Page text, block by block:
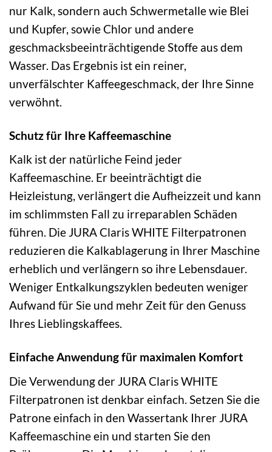
nur Kalk, sondern auch Schwermetalle wie Blei
und Kupfer, sowie Chlor und andere
geschmacksbeeinträchtigende Stoffe aus dem
Wasser. Das Ergebnis ist ein reiner,
unverfälschter Kaffeegeschmack, der Ihre Sinne
verwöhnt.
Schutz für Ihre Kaffeemaschine
Kalk ist der natürliche Feind jeder
Kaffeemaschine. Er beeinträchtigt die
Heizleistung, verlängert die Aufheizzeit und kann
im schlimmsten Fall zu irreparablen Schäden
führen. Die JURA Claris WHITE Filterpatronen
reduzieren die Kalkablagerung in Ihrer Maschine
erheblich und verlängern so ihre Lebensdauer.
Weniger Entkalkungszyklen bedeuten weniger
Aufwand für Sie und mehr Zeit für den Genuss
Ihres Lieblingskaffees.
Einfache Anwendung für maximalen Komfort
Die Verwendung der JURA Claris WHITE
Filterpatronen ist denkbar einfach. Setzen Sie die
Patrone einfach in den Wassertank Ihrer JURA
Kaffeemaschine ein und starten Sie den